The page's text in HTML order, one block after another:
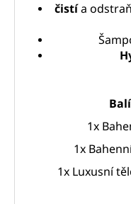
čistía
1x
1x
1x Luxusní